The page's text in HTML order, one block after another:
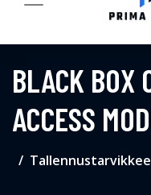
BLACK BOX
ACCESS